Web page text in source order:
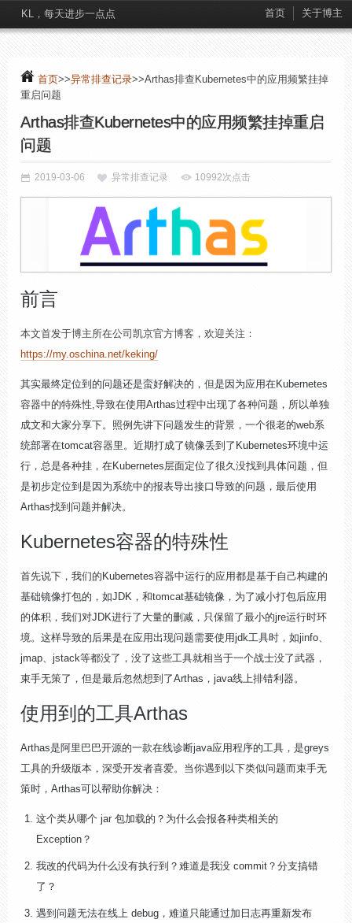
KL，每天进步一点点 首页 关于博主
首页>>异常排查记录>>Arthas排查Kubernetes中的应用频繁挂掉
重启问题
Arthas排查Kubernetes中的应用频繁挂掉重启
问题
2019-03-06 异常排查记录 10992次点击
前言
本文首发于博主所在公司凯京官方博客，欢迎关注：
https://my.oschina.net/keking/
其实最终定位到的问题还是蛮好解决的，但是因为应用在Kubernetes
容器中的特殊性,导致在使用Arthas过程中出现了各种问题，所以单独
成文和大家分享下。照例先讲下问题发生的背景，一个很老的web系
统部署在tomcat容器里。近期打成了镜像丢到了Kubernetes环境中运
行，总是各种挂，在Kubernetes层面定位了很久没找到具体问题，但
是初步定位到是因为系统中的报表导出接口导致的问题，最后使用
Arthas找到问题并解决。
Kubernetes容器的特殊性
首先说下，我们的Kubernetes容器中运行的应用都是基于自己构建的
基础镜像打包的，如JDK，和tomcat基础镜像，为了减小打包后应用
的体积，我们对JDK进行了大量的删减，只保留了最小的jre运行时环
境。这样导致的后果是在应用出现问题需要使用jdk工具时，如jinfo、
jmap、jstack等都没了，没了这些工具就相当于一个战士没了武器，
束手无策了，但是最后忽然想到了Arthas，java线上排错利器。
使用到的工具Arthas
Arthas是阿里巴巴开源的一款在线诊断java应用程序的工具，是greys
工具的升级版本，深受开发者喜爱。当你遇到以下类似问题而束手无
策时，Arthas可以帮助你解决：
这个类从哪个 jar 包加载的？为什么会报各种类相关的
Exception？
我改的代码为什么没有执行到？难道是我没 commit？分支搞错
了？
遇到问题无法在线上 debug，难道只能通过加日志再重新发布